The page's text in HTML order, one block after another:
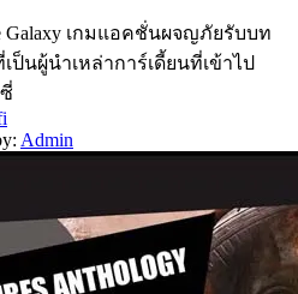
Galaxy เกมแอคชั่นผจญภัยรับบท
ป็นผู้นำเหล่าการ์เดี้ยนที่เข้าไป
Admin